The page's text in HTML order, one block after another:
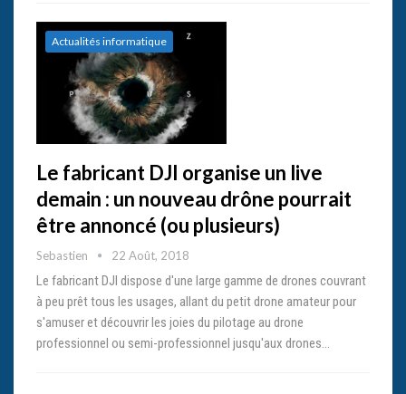
Actualités informatique
Le fabricant DJI organise un live
demain : un nouveau drône pourrait
être annoncé (ou plusieurs)
Sebastien 22 Août, 2018
Le fabricant DJI dispose d'une large gamme de drones couvrant
à peu prêt tous les usages, allant du petit drone amateur pour
s'amuser et découvrir les joies du pilotage au drone
professionnel ou semi-professionnel jusqu'aux drones…